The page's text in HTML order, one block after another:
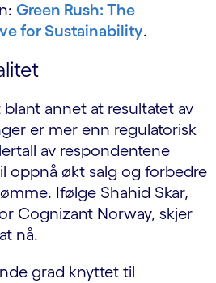
Green Rush: The
for Sustainability.
annet at resultatet av
er mer enn regulatorisk
av respondentene
oppnå økt salg og forbedre
Ifølge Shahid Skar,
Cognizant Norway, skjer
nå.
grad knyttet til